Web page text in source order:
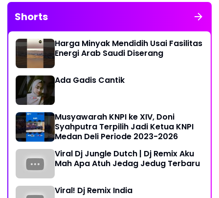
Shorts
Harga Minyak Mendidih Usai Fasilitas
Energi Arab Saudi Diserang
Ada Gadis Cantik
Musyawarah KNPI ke XIV, Doni
Syahputra Terpilih Jadi Ketua KNPI
Medan Deli Periode 2023-2026
Viral Dj Jungle Dutch | Dj Remix Aku
Mah Apa Atuh Jedag Jedug Terbaru
Viral! Dj Remix India